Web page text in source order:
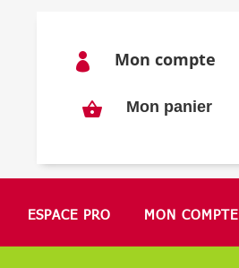
 Mon compte
Mon panier
ESPACE PRO MON COMPTE